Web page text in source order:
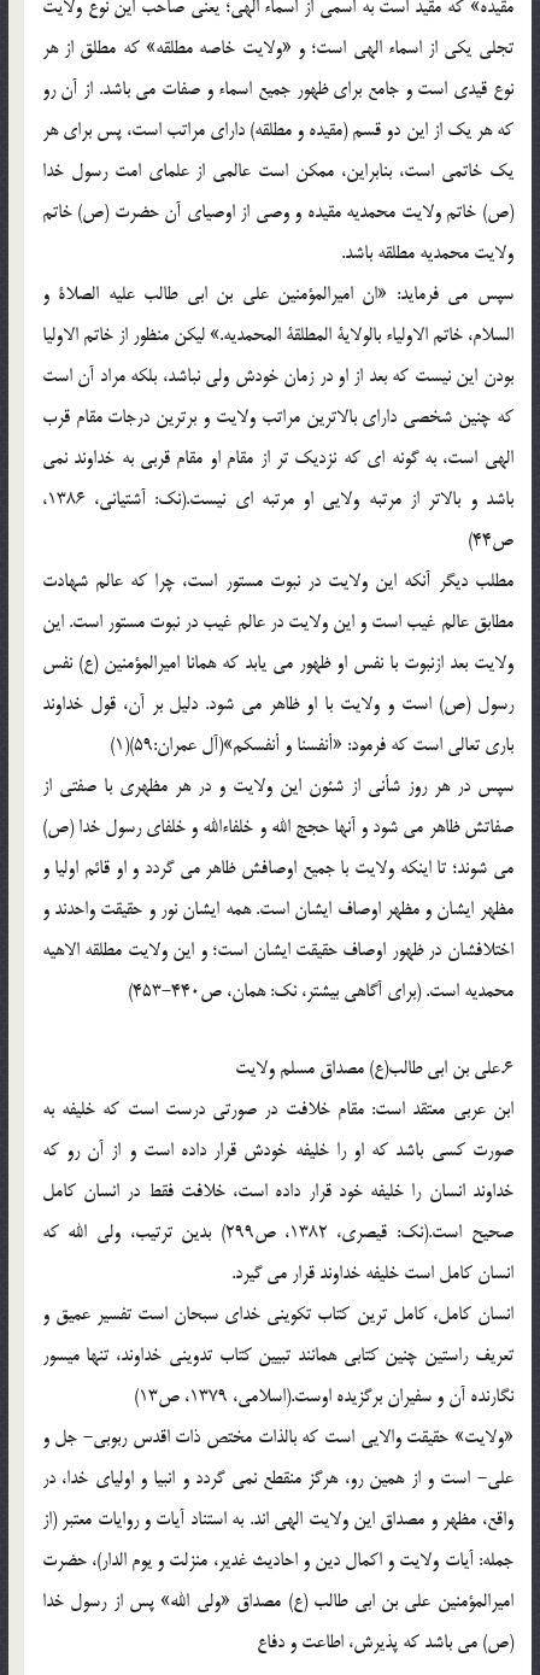
مقیده» که مقید است به اسمی از اسماء الهی؛ یعنی صاحب این نوع ولایت
تجلی یکی از اسماء الهی است؛ و «ولایت خاصه مطلقه» که مطلق از هر
نوع قیدی است و جامع برای ظهور جمیع اسماء و صفات می باشد. از آن رو
که هر یک از این دو قسم (مقیده و مطلقه) دارای مراتب است، پس برای هر
یک خاتمی است، بنابراین، ممکن است عالمی از علمای امت رسول خدا
(ص) خاتم ولایت محمدیه مقیده و وصی از اوصیای آن حضرت (ص) خاتم
ولایت محمدیه مطلقه باشد.
سپس می فرماید: «ان امیرالمؤمنین علی بن ابی طالب علیه الصلاة و
السلام، خاتم الاولیاء بالولایة المطلقة المحمدیه.» لیکن منظور از خاتم الاولیا
بودن این نیست که بعد از او در زمان خودش ولی نباشد، بلکه مراد آن است
که چنین شخصی دارای بالاترین مراتب ولایت و برترین درجات مقام قرب
الهی است، به گونه ای که نزدیک تر از مقام او مقام قربی به خداوند نمی
باشد و بالاتر از مرتبه ولایی او مرتبه ای نیست.(نک: آشتیانی، 1386،
ص44)
مطلب دیگر آنکه این ولایت در نبوت مستور است، چرا که عالم شهادت
مطابق عالم غیب است و این ولایت در عالم غیب در نبوت مستور است. این
ولایت بعد ازنبوت با نفس او ظهور می یابد که همانا امیرالمؤمنین (ع) نفس
رسول (ص) است و ولایت با او ظاهر می شود. دلیل بر آن، قول خداوند
باری تعالی است که فرمود: «أنفسنا و أنفسکم»(آل عمران:59)(1)
سپس در هر روز شأنی از شئون این ولایت و در هر مظهری با صفتی از
صفاتش ظاهر می شود و آنها حجج الله و خلفاءالله و خلفای رسول خدا (ص)
می شوند؛ تا اینکه ولایت با جمیع اوصافش ظاهر می گردد و او قائم اولیا و
مظهر ایشان و مظهر اوصاف ایشان است. همه ایشان نور و حقیقت واحدند و
اختلافشان در ظهور اوصاف حقیقت ایشان است؛ و این ولایت مطلقه الاهیه
محمدیه است. (برای آگاهی بیشتر، نک: همان، ص440-453)
6.علی بن ابی طالب(ع) مصداق مسلم ولایت
ابن عربی معتقد است: مقام خلافت در صورتی درست است که خلیفه به
صورت کسی باشد که او را خلیفه خودش قرار داده است و از آن رو که
خداوند انسان را خلیفه خود قرار داده است، خلافت فقط در انسان کامل
صحیح است.(نک: قیصری، 1382، ص299) بدین ترتیب، ولی الله که
انسان کامل است خلیفه خداوند قرار می گیرد.
انسان کامل، کامل ترین کتاب تکوینی خدای سبحان است تفسیر عمیق و
تعریف راستین چنین کتابی همانند تبیین کتاب تدوینی خداوند، تنها میسور
نگارنده آن و سفیران برگزیده اوست.(اسلامی، 1379، ص13)
«ولایت» حقیقت والایی است که بالذات مختص ذات اقدس ربوبی- جل و
علی- است و از همین رو، هرگز منقطع نمی گردد و انبیا و اولیای خدا، در
واقع، مظهر و مصداق این ولایت الهی اند. به استناد آیات و روایات معتبر (از
جمله: آیات ولایت و اکمال دین و احادیث غدیر، منزلت و یوم الدار)، حضرت
امیرالمؤمنین علی بن ابی طالب (ع) مصداق «ولی الله» پس از رسول خدا
(ص) می باشد که پذیرش، اطاعت و دفاع